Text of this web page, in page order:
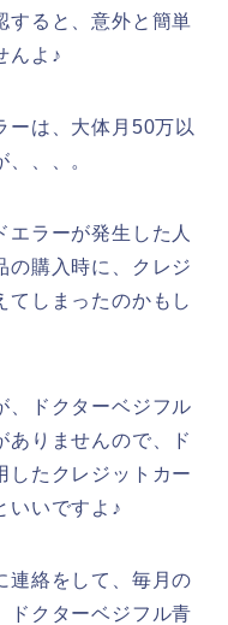
すると、意外と簡単
んよ♪
ーは、大体月50万以
、、。
エラーが発生した人
の購入時に、クレジ
てしまったのかもし
、ドクターベジフル
ありませんので、ド
したクレジットカー
いいですよ♪
連絡をして、毎月の
ドクターベジフル青